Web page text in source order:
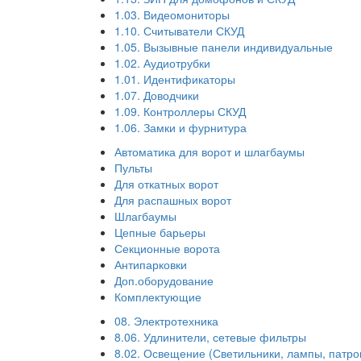
1.03. Видеомониторы
1.10. Считыватели СКУД
1.05. Вызывные панели индивидуальные
1.02. Аудиотрубки
1.01. Идентификаторы
1.07. Доводчики
1.09. Контроллеры СКУД
1.06. Замки и фурнитура
Автоматика для ворот и шлагбаумы
Пульты
Для откатных ворот
Для распашных ворот
Шлагбаумы
Цепные барьеры
Секционные ворота
Антипарковки
Доп.оборудование
Комплектующие
08. Электротехника
8.06. Удлинители, сетевые фильтры
8.02. Освещение (Светильники, лампы,